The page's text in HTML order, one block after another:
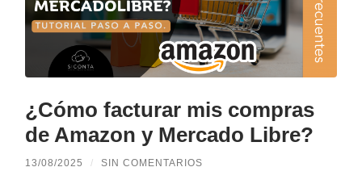
¿Cómo facturar mis compras
de Amazon y Mercado Libre?
13/08/2025 / SIN COMENTARIOS